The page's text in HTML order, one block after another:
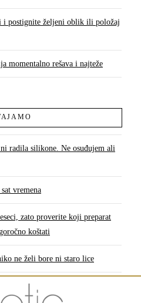
i postignite željeni oblik ili položaj
momentalno rešava i najteže
radila silikone. Ne osuđujem ali
vremena
zato proverite koji preparat
koštati
ne želi bore ni staro lice